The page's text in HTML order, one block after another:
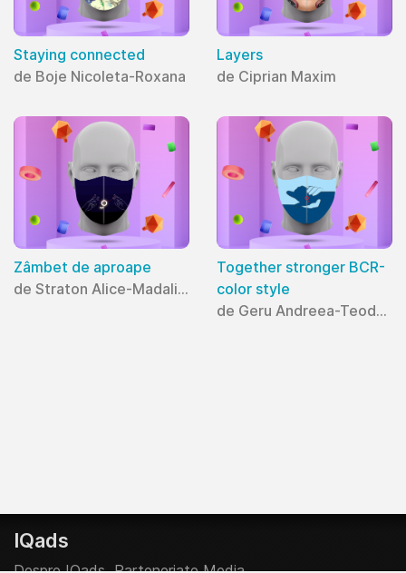
Staying connected
de Boje Nicoleta-Roxana
Layers
de Ciprian Maxim
Zâmbet de aproape
de Straton Alice-Madalina
Together stronger BCR-
color style
de Geru Andreea-Teodora
IQads